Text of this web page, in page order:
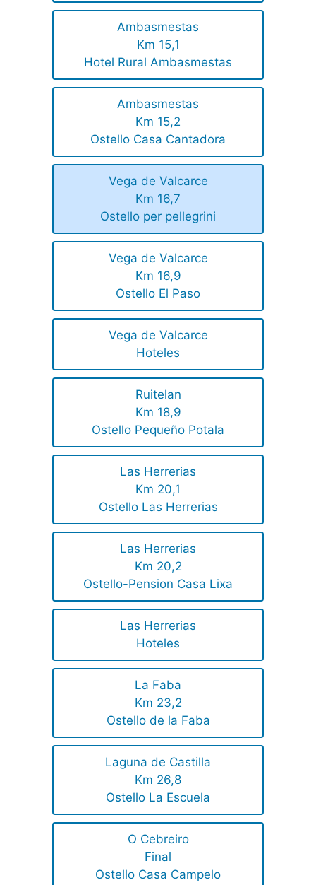
Ambasmestas
Km 15,1
Hotel Rural Ambasmestas
Ambasmestas
Km 15,2
Ostello Casa Cantadora
Vega de Valcarce
Km 16,7
Ostello per pellegrini
Vega de Valcarce
Km 16,9
Ostello El Paso
Vega de Valcarce
Hoteles
Ruitelan
Km 18,9
Ostello Pequeño Potala
Las Herrerias
Km 20,1
Ostello Las Herrerias
Las Herrerias
Km 20,2
Ostello-Pension Casa Lixa
Las Herrerias
Hoteles
La Faba
Km 23,2
Ostello de la Faba
Laguna de Castilla
Km 26,8
Ostello La Escuela
O Cebreiro
Final
Ostello Casa Campelo